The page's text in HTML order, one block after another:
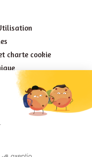
charte cookie